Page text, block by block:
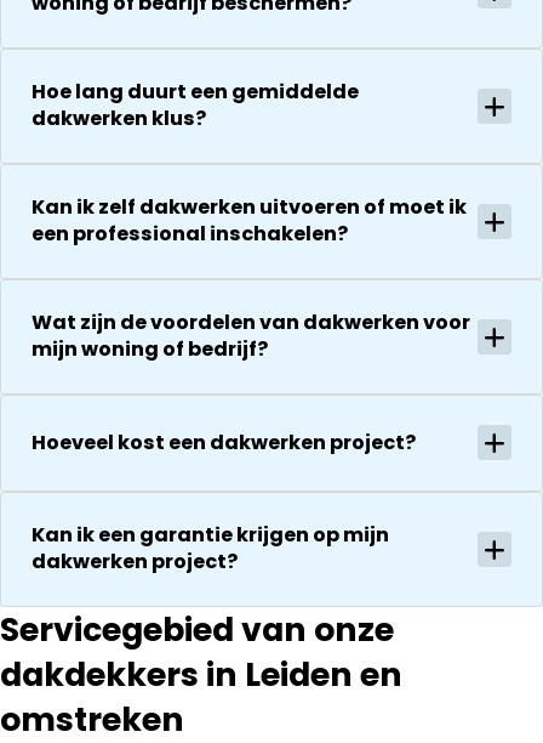
aanrader!
herstel. Nu 1
dakdekker
bedanken
voor de
zijn
droog!!! Dus
zeker een 5
zijn
en snelle
goed op de
stand van
De reparatie
gaat
vervolgens
conform
afspraak en
zaken die ze
tegenkomen
worden
gerepareerd
kosten. Maar
ook dan
communeren
transparant.
Hoe lang duurt een gemiddelde
dakwerken klus?
Kan ik zelf dakwerken uitvoeren of moet ik
een professional inschakelen?
Wat zijn de voordelen van dakwerken voor
mijn woning of bedrijf?
Hoeveel kost een dakwerken project?
Kan ik een garantie krijgen op mijn
dakwerken project?
Servicegebied van onze
dakdekkers in Leiden en
omstreken